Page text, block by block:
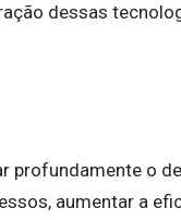
dessas
o
aumentar a